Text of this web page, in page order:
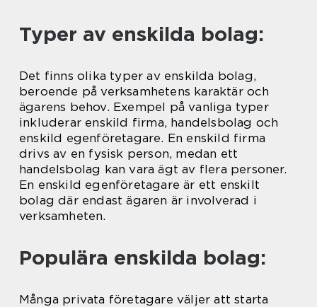
Typer av enskilda bolag:
Det finns olika typer av enskilda bolag,
beroende på verksamhetens karaktär och
ägarens behov. Exempel på vanliga typer
inkluderar enskild firma, handelsbolag och
enskild egenföretagare. En enskild firma
drivs av en fysisk person, medan ett
handelsbolag kan vara ägt av flera personer.
En enskild egenföretagare är ett enskilt
bolag där endast ägaren är involverad i
verksamheten.
Populära enskilda bolag:
Många privata företagare väljer att starta